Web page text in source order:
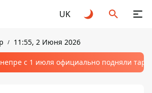
UK
11:55, 2 Июня 2026
с 1 июля официально подняли